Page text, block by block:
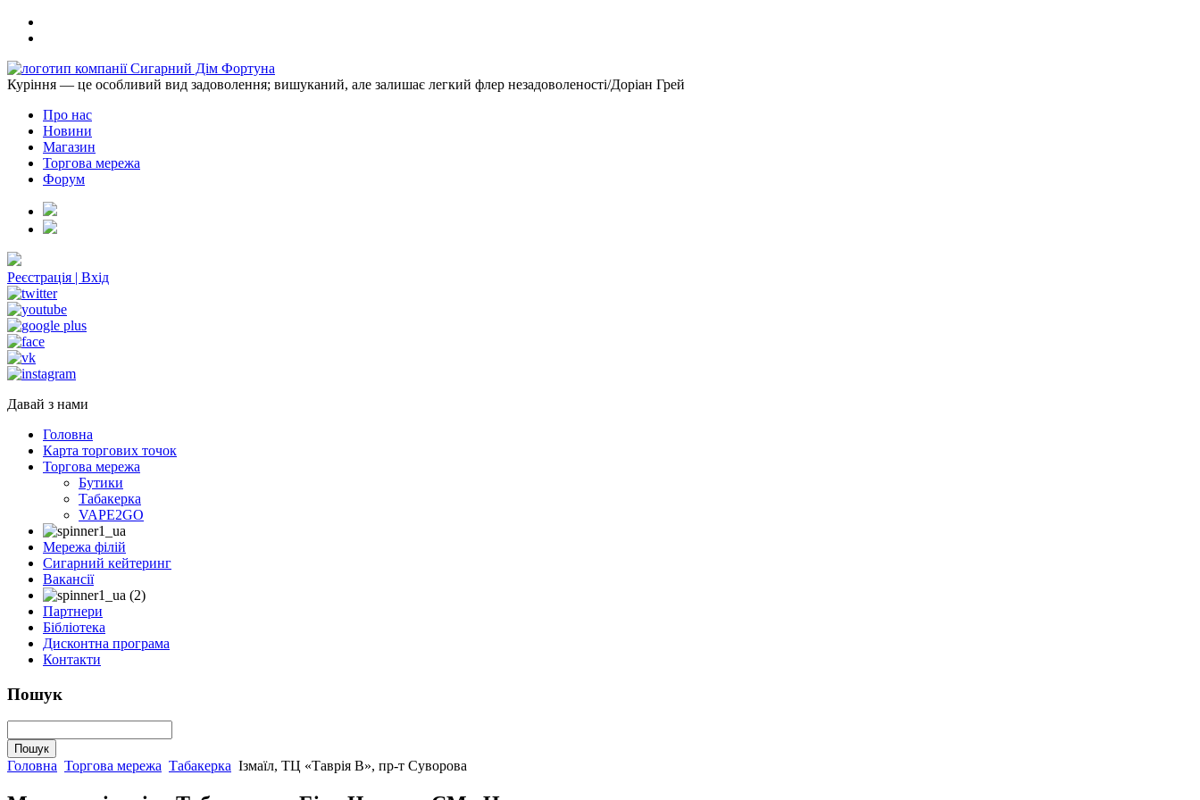
Куріння — це особливий вид задоволення; вишуканий, але залишає легкий флер незадоволеності/Доріан Грей
Про нас
Новини
Магазин
Торгова мережа
Форум
Реєстрація | Вхід
Давай з нами
Головна
Карта торгових точок
Торгова мережа
Бутики
Табакерка
VAPE2GO
Мережа філій
Сигарний кейтеринг
Вакансії
Партнери
Бібліотека
Дисконтна програма
Контакти
Пошук
Головна Торгова мережа Табакерка Ізмаїл, ТЦ «Таврія В», пр-т Суворова